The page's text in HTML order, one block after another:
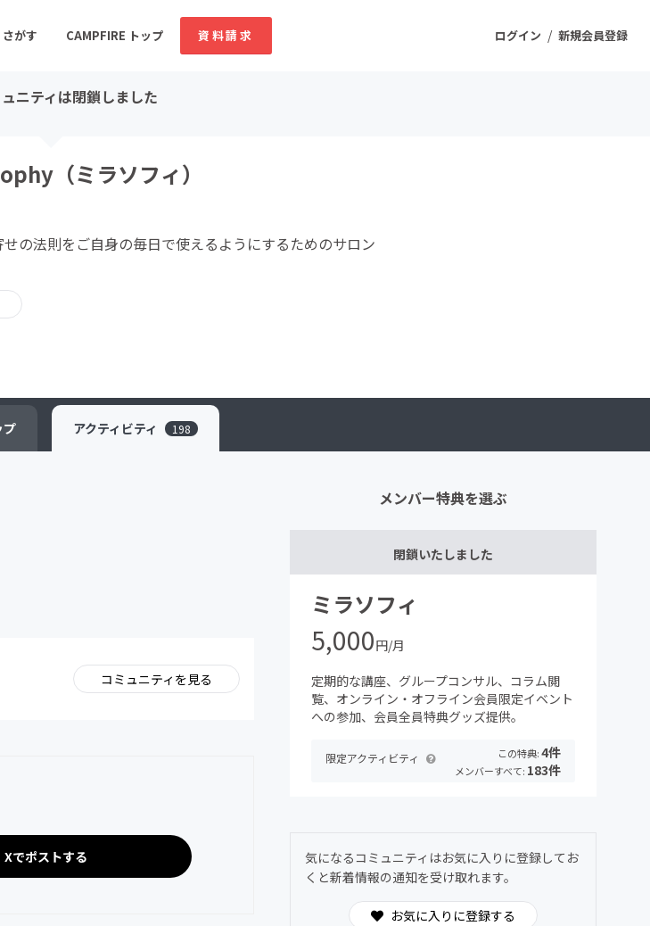
ログイン / 新規会員登録
さがす CAMPFIRE トップ 資料請求
フード・飲食店
ファッション
Good CAMPFIRE Creation
ニティは閉鎖しました
（ミラソフィ）
せの法則をご自身の毎日で使えるようにするためのサロン
プ アクティビティ 198
コミュニティを見る
Xでポストする
メンバー特典を選ぶ
閉鎖いたしました
ミラソフィ
5,000円/月
定期的な講座、グループコンサル、コラム閲
覧、オンライン・オフライン会員限定イベント
への参加、会員全員特典グッズ提供。
限定アクティビティ この特典:4件
メンバーすべて: 183件
気になるコミュニティはお気に入りに登録してお
くと新着情報の通知を受け取れます。
お気に入りに登録する